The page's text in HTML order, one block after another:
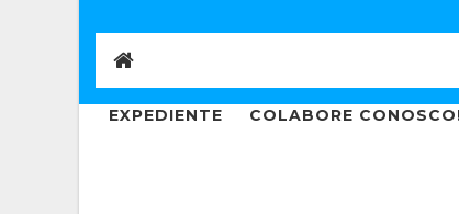
EXPEDIENTE COLABORE